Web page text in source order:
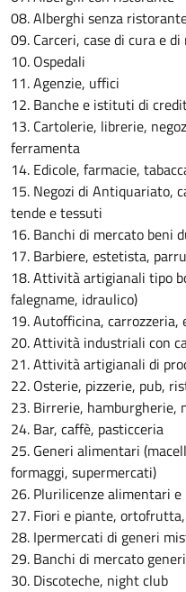
08. Alberghi senza
09. Carceri, case di cura e
10. Ospedali
11. Agenzie, uffici
12. Banche e istituti di
13. Cartolerie, librerie,
ferramenta
14. Edicole, farmacie,
15. Negozi di Antiquariato,
tende e tessuti
16. Banchi di mercato beni
17. Barbiere, estetista,
18. Attività artigianali tipo
falegname, idraulico)
19. Autofficina,
20. Attività industriali con
21. Attività artigianali di
22. Osterie, pizzerie, pub,
23. Birrerie, hamburgherie,
24. Bar, caffè, pasticceria
25. Generi alimentari
formaggi, supermercati)
26. Plurilicenze alimentari
27. Fiori e piante,
28. Ipermercati di generi
29. Banchi di mercato
30. Discoteche, night club